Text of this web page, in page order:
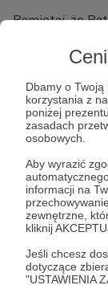
Dbamy o
korzystania z
poniżej
zasadach
osobowych.
Aby wyrazić
informacji na
zewnętrzne,
kliknij
Jeśli chcesz
dotyczące
"USTAWIENIA
Pamiętaj, że
Nie podawaj
Sprawdź
"Tak, przejdź
Jeśli masz
link.
Czy na